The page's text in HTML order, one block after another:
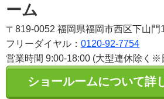
ーム
〒819-0052 福岡県福岡市西区下山門
フリーダイヤル： 0120-92-7754
営業時間 9:00-18:00 (大型連休除く※
ショールームについて詳